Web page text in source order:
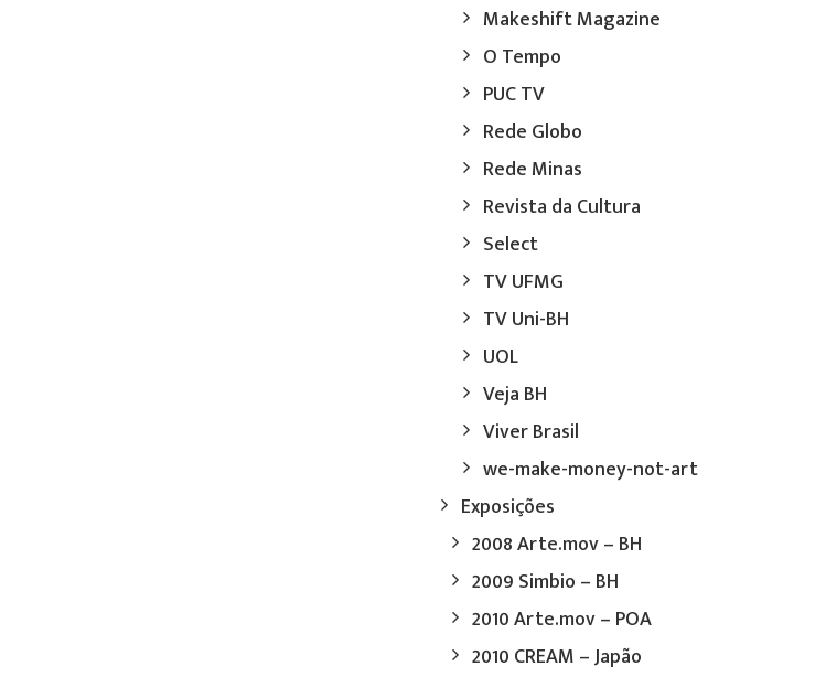
Makeshift Magazine
O Tempo
PUC TV
Rede Globo
Rede Minas
Revista da Cultura
Select
TV UFMG
TV Uni-BH
UOL
Veja BH
Viver Brasil
we-make-money-not-art
Exposições
2008 Arte.mov – BH
2009 Simbio – BH
2010 Arte.mov – POA
2010 CREAM – Japão